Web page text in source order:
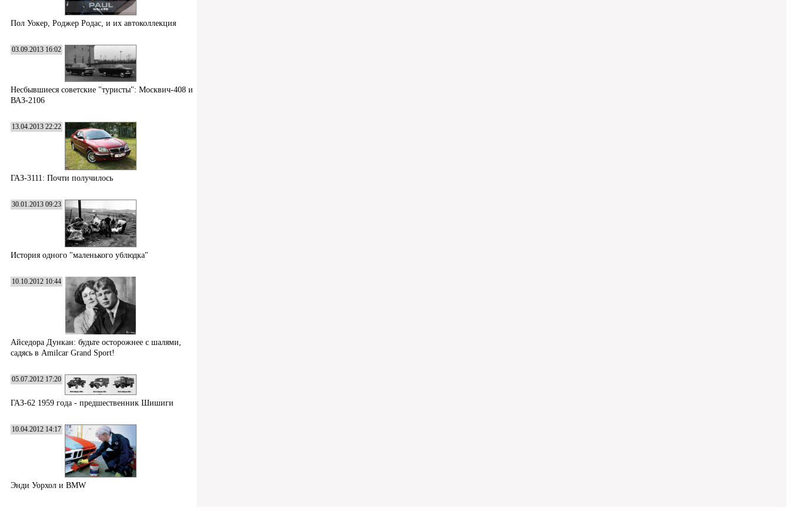
Пол Уокер, Роджер Родас, и их автоколлекция
03.09.2013 16:02
Несбывшиеся советские "туристы": Москвич-408 и
ВАЗ-2106
13.04.2013 22:22
ГАЗ-3111: Почти получилось
30.01.2013 09:23
История одного "маленького ублюдка"
10.10.2012 10:44
Айседора Дункан: будьте осторожнее с шалями,
садясь в Amilcar Grand Sport!
05.07.2012 17:20
ГАЗ-62 1959 года - предшественник Шишиги
10.04.2012 14:17
Энди Уорхол и BMW